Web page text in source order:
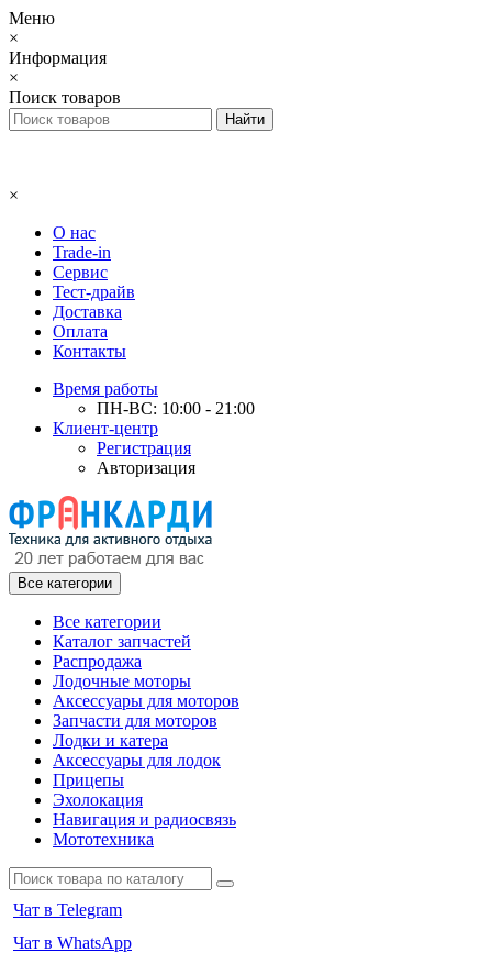
Меню
×
Информация
×
Поиск товаров
×
О нас
Trade-in
Сервис
Тест-драйв
Доставка
Оплата
Контакты
Время работы
ПН-ВС: 10:00 - 21:00
Клиент-центр
Регистрация
Авторизация
Все категории
Все категории
Каталог запчастей
Распродажа
Лодочные моторы
Аксессуары для моторов
Запчасти для моторов
Лодки и катера
Аксессуары для лодок
Прицепы
Эхолокация
Навигация и радиосвязь
Мототехника
Чат в Telegram
Чат в WhatsApp